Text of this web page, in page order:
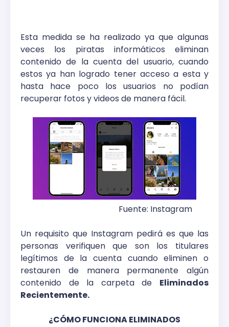
Esta medida se ha realizado ya que algunas
veces los piratas informáticos eliminan
contenido de la cuenta del usuario, cuando
estos ya han logrado tener acceso a esta y
hasta hace poco los usuarios no podían
recuperar fotos y videos de manera fácil.
Fuente: Instagram
Un requisito que Instagram pedirá es que las
personas verifiquen que son los titulares
legítimos de la cuenta cuando eliminen o
restauren de manera permanente algún
contenido de la carpeta de Eliminados
Recientemente.
¿CÓMO FUNCIONA ELIMINADOS